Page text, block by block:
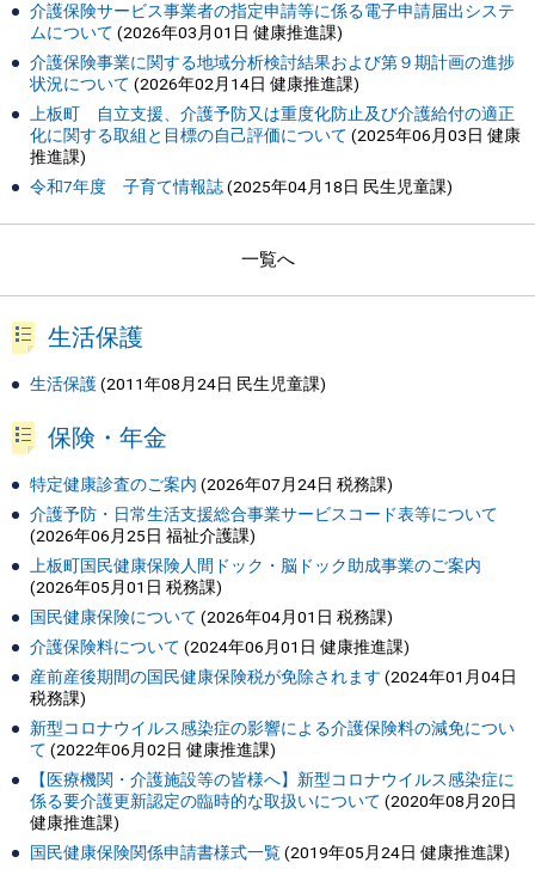
介護保険サービス事業者の指定申請等に係る電子申請届出システ
ムについて (2026年03月01日 健康推進課)
介護保険事業に関する地域分析検討結果および第９期計画の進捗
状況について (2026年02月14日 健康推進課)
上板町 自立支援、介護予防又は重度化防止及び介護給付の適正
化に関する取組と目標の自己評価について (2025年06月03日 健康
推進課)
令和7年度 子育て情報誌(2025年04月18日 民生児童課)
一覧へ
生活保護
生活保護(2011年08月24日 民生児童課)
保険・年金
特定健康診査のご案内 (2026年07月24日 税務課)
介護予防・日常生活支援総合事業サービスコード表等について
(2026年06月25日 福祉介護課)
上板町国民健康保険人間ドック・脳ドック助成事業のご案内
(2026年05月01日 税務課)
国民健康保険について (2026年04月01日 税務課)
介護保険料について (2024年06月01日 健康推進課)
産前産後期間の国民健康保険税が免除されます (2024年01月04日
税務課)
新型コロナウイルス感染症の影響による介護保険料の減免につい
て (2022年06月02日 健康推進課)
【医療機関・介護施設等の皆様へ】新型コロナウイルス感染症に
係る要介護更新認定の臨時的な取扱いについて (2020年08月20日
健康推進課)
国民健康保険関係申請書様式一覧(2019年05月24日 健康推進課)